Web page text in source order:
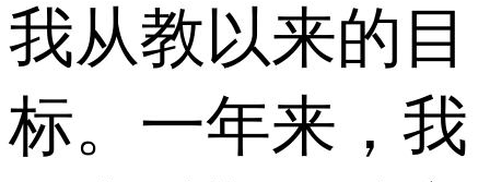
我从教以来的目
标。一年来，我